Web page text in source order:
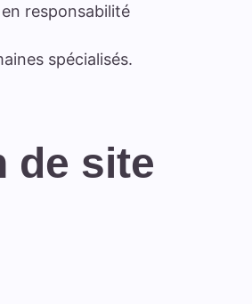
responsabilité
spécialisés.
de site